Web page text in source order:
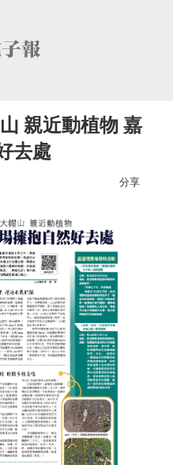
親近動植物 嘉
去處
分享